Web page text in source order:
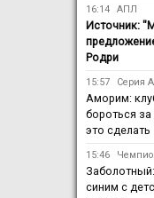
16:14 АПЛ
Источник:
Родри
15:57 Серия А
Аморим:
бороться
это сделать
15:46
синим с